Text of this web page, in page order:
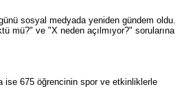
sosyal medyada yeniden gündem oldu.
mü?" ve "X neden açılmıyor?" sorularına
ise 675 öğrencinin spor ve etkinliklerle